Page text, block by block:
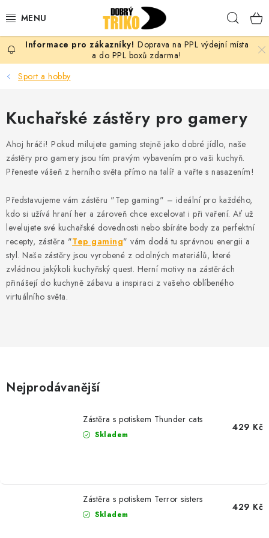
na
PRO ŽENY
PRO MUŽE
PRO DĚTI
DOPLŇKY
PRO PÁRY
VLASTNÍ MOTIV
TRIČKA
MIKINY
OKAMŽITĚ K ODBĚRU
VÁNOCE
PROVIZNÍ SYSTÉM
Zásady zpracování ochrany osobních údajů
Napište nám
Doprava na PPL výdejní místa
a do PPL boxů zdarma!
Sport a hobby
Kuchařské zástěry pro gamery
Ahoj hráči! Pokud milujete gaming stejně jako dobré jídlo, naše
zástěry pro gamery jsou tím pravým vybavením pro vaši kuchyň.
Přeneste vášeň z herního světa přímo na talíř a vařte s nasazením!
Představujeme vám zástěru "Tep gaming" – ideální pro každého,
kdo si užívá hraní her a zároveň chce excelovat i při vaření. Ať už
levelujete své kuchařské dovednosti nebo sbíráte body za perfektní
recepty, zástěra "Tep gaming" vám dodá tu správnou energii a
styl. Naše zástěry jsou vyrobené z odolných materiálů, které
zvládnou jakýkoli kuchyňský quest. Herní motivy na zástěrách
přinášejí do kuchyně zábavu a inspiraci z vašeho oblíbeného
virtuálního světa.
Nejprodávanější
Zástěra s potiskem Thunder cats
Skladem
429 Kč
Zástěra s potiskem Terror sisters
Skladem
429 Kč